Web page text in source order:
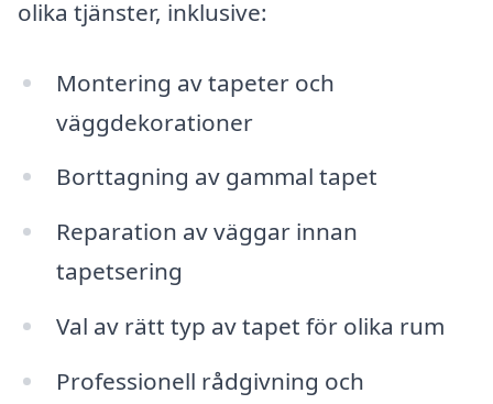
olika tjänster, inklusive:
Montering av tapeter och
väggdekorationer
Borttagning av gammal tapet
Reparation av väggar innan
tapetsering
Val av rätt typ av tapet för olika rum
Professionell rådgivning och